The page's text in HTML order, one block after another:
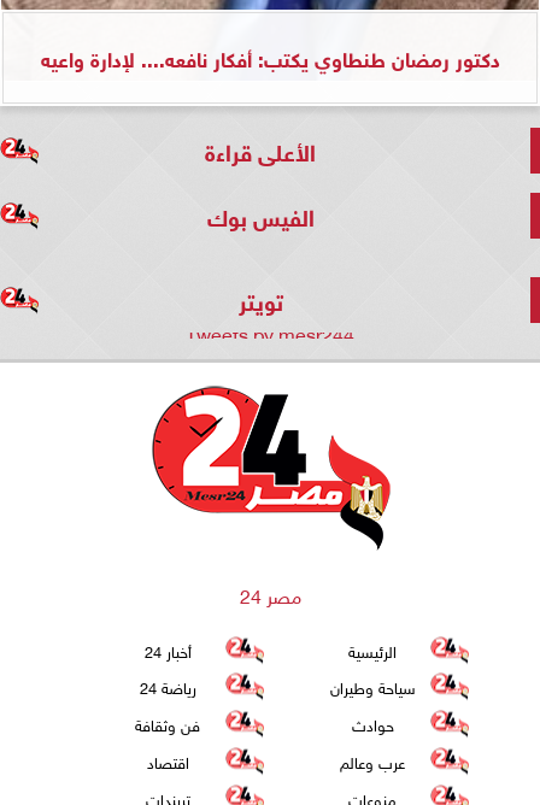
دكتور رمضان طنطاوي يكتب: أفكار نافعه.... لإدارة واعيه
الأعلى قراءة
الفيس بوك
تويتر
Tweets by mesr244
مصر 24
الرئيسية
أخبار 24
سياحة وطيران
رياضة 24
حوادث
فن وثقافة
عرب وعالم
اقتصاد
منوعات
تريندات